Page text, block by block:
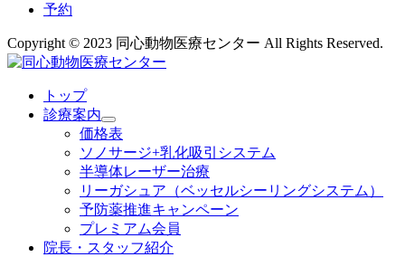
予約
Copyright © 2023 同心動物医療センター All Rights Reserved.
トップ
診療案内
価格表
ソノサージ+乳化吸引システム
半導体レーザー治療
リーガシュア（ベッセルシーリングシステム）
予防薬推進キャンペーン
プレミアム会員
院長・ スタッフ紹介